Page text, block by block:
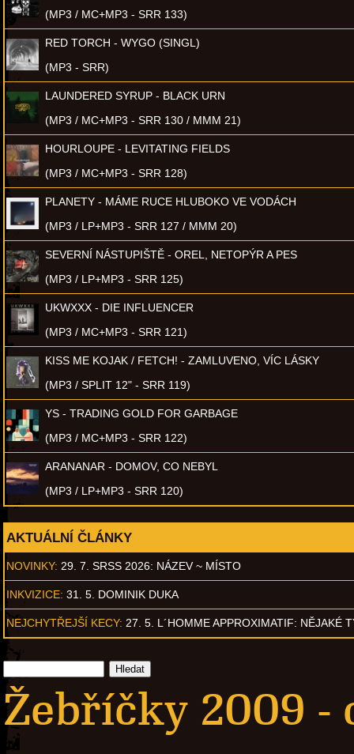
(MP3 / MC+MP3 - SRR 133)
RED TORCH - WYGO (SINGL)
(MP3 - SRR)
LAUNDERED SYRUP - BLACK URN
(MP3 / MC+MP3 - SRR 130 / MMM 21)
HOURLOUPE - LEVITATING FIELDS
(MP3 / MC+MP3 - SRR 128)
PLANETY - MÁME RUCE HLUBOKO VE VODÁCH
(MP3 / LP+MP3 - SRR 127 / MMM 20)
SEVERNÍ NÁSTUPIŠTĚ - OREL, NETOPÝR A PES
(MP3 / LP+MP3 - SRR 125)
UKWXXX - DIE INFLUENCER
(MP3 / MC+MP3 - SRR 121)
KISS ME KOJAK / FETCH! - ZAMLUVENO, VÍC LÁSKY
(MP3 / SPLIT 12" - SRR 119)
YS - TRADING GOLD FOR GARBAGE
(MP3 / MC+MP3 - SRR 122)
ARANANAR - DOMOV, CO NEBYL
(MP3 / LP+MP3 - SRR 120)
AKTUÁLNÍ ČLÁNKY
NOVINKY: 29. 7. SRSS 2026: NÁZEV ~ MÍSTO
INKVIZICE: 31. 5. DOMINIK DUKA
NEJCHYTŘEJŠÍ KECY: 27. 5. L´HOMME APPROXIMATIF: NĚJAKÉ
Žebříčky 2009 -